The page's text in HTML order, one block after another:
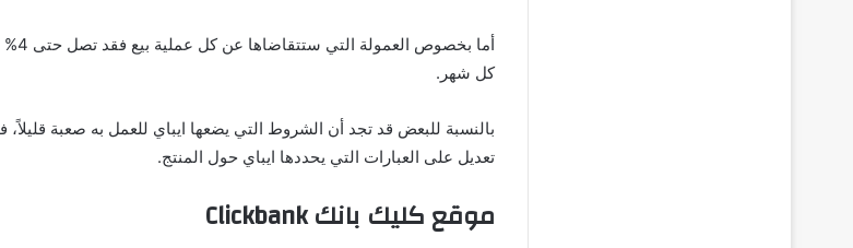
أما
كل شهر.
بالنسبة للبعض قد تجد أن الشروط التي يضعها ايباي للعمل به صعبة
تعديل على العبارات التي يحددها ايباي حول المنتج.
موقع كليك بانك Clickbank